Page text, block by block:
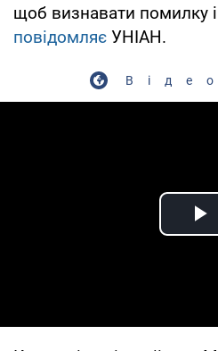
щоб визнавати помилку
повідомляє УНІАН.